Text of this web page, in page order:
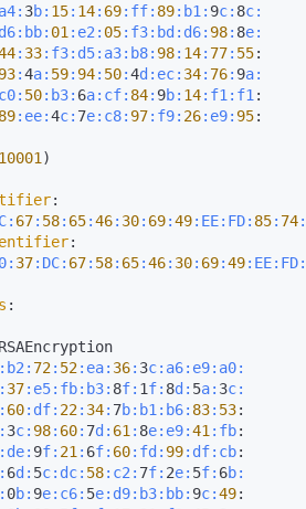
: 3b: 15: 14: 69:ff: 89:b1 : 9c: 8c:
:bb: 01 :e2 : 05:f3:bd :d6: 98: 8e:
: 33:f3:d5:a3:b8: 98: 14: 77: 55:
93:4a: 59: 94: 50:4d: ec: 34: 76: 9a:
c0: 50:b3: 6a: cf: 84: 9b: 14:f1 :f1 :
89:ee:4c: 7e: c8: 97:f9: 26:e9: 95:
)
:
: 67: 58: 65:46: 30: 69:49:EE:FD: 85: 74:
:
: 37:DC: 67: 58: 65:46: 30: 69:49:EE:FD:
:
:b2 : 72: 52:ea: 36: 3c: a6: e9: a0:
: 37:e5:fb:b3: 8f: 1f: 8d: 5a: 3c:
: 60:df: 22: 34: 7b: b1: b6: 83: 53:
: 3c: 98: 60: 7d: 61 : 8e: e9:41 :fb:
de: 9f: 21 : 6f: 60:fd : 99:df:cb:
: 6d: 5c: dc: 58:c2 : 7f: 2e: 5f: 6b:
: 0b: 9e: c6: 5e: d9: b3: bb: 9c:49: